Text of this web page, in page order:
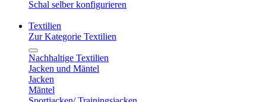
Schal selber konfigurieren
Textilien
Zur Kategorie Textilien
Nachhaltige Textilien
Jacken und Mäntel
Jacken
Mäntel